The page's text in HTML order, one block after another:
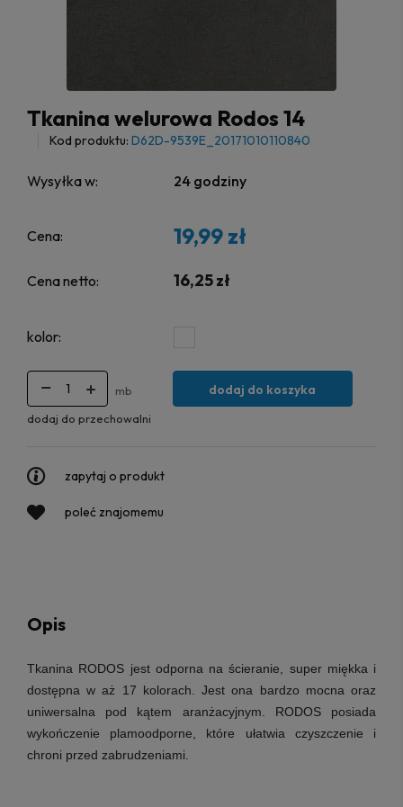
Tkanina welurowa Rodos 14
Kod produktu: D62D-9539E_20171010110840
Wysyłka w: 24 godziny
Cena: 19,99 zł
Cena netto: 16,25 zł
kolor:
mb dodaj do koszyka
dodaj do przechowalni
zapytaj o produkt
poleć znajomemu
Opis
Tkanina RODOS jest odporna na ścieranie, super miękka i
dostępna w aż 17 kolorach. Jest ona bardzo mocna oraz
uniwersalna pod kątem aranżacyjnym. RODOS posiada
wykończenie plamoodporne, które ułatwia czyszczenie i
chroni przed zabrudzeniami.